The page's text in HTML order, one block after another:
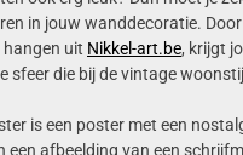
in jouw wanddecoratie.
uit Nikkel-art.be, krijgt
sfeer die bij de vintage
is een poster met een
een afbeelding van een